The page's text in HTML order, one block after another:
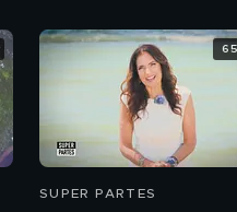
SUPER PARTES